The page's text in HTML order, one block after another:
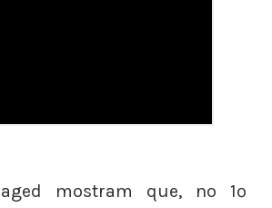
mostram que, no 1º